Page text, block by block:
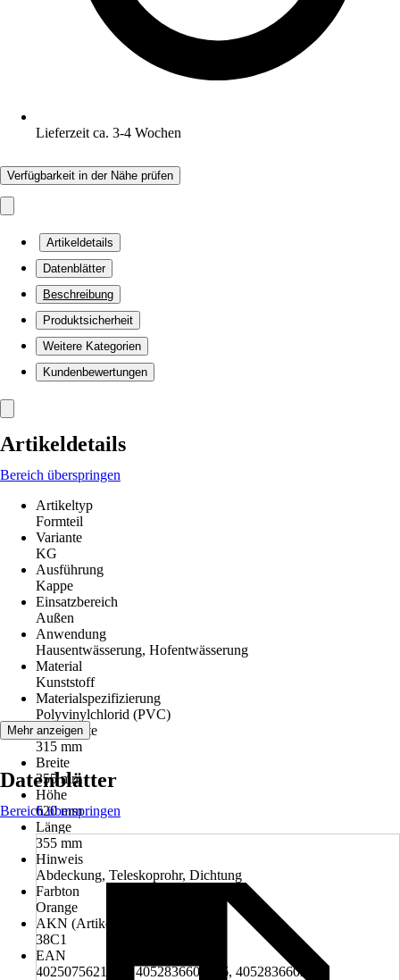
Lieferzeit ca. 3-4 Wochen
Verfügbarkeit in der Nähe prüfen
Artikeldetails
Datenblätter
Beschreibung
Produktsicherheit
Weitere Kategorien
Kundenbewertungen
Artikeldetails
Bereich überspringen
Artikeltyp
Formteil
Variante
KG
Ausführung
Kappe
Einsatzbereich
Außen
Anwendung
Hausentwässerung, Hofentwässerung
Material
Kunststoff
Materialspezifizierung
Polyvinylchlorid (PVC)
Nennweite
315 mm
Breite
355 mm
Höhe
620 mm
Länge
355 mm
Hinweis
Abdeckung, Teleskoprohr, Dichtung
Farbton
Orange
AKN (Artikelkurznummer)
38C1
EAN
4025075621512, 4052836602206, 4052836602404
Mehr anzeigen
Datenblätter
Bereich überspringen